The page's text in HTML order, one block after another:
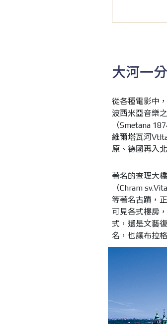
大河一
從各種電影中
波西米亞音樂
（Smetana
維爾塔瓦河
原、德國再入
著名的查理大
（Chram sv.Vita
等著名古蹟，
可見各式樓房
式，還是文藝
名，也讓布拉